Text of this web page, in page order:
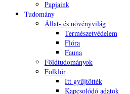
Papjaink
Tudomány
Állat- és növényvilág
Természetvédelem
Flóra
Fauna
Földtudományok
Folklór
Itt gyűjtötték
Kapcsolódó adatok